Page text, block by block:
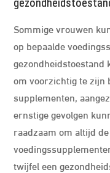
Sommige vrouwen
op bepaalde
gezondheidstoestand
om voorzichtig te zijn
supplementen,
ernstige gevolgen
raadzaam om altijd
twijfel een